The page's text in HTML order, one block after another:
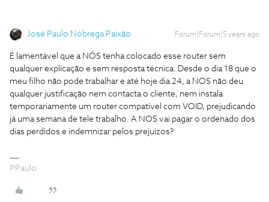
José Paulo Nóbrega Paixão Forum|Forum|5 years ago
É lamentável que a NÓS tenha colocado esse router sem
qualquer explicação e sem resposta técnica. Desde o dia 18 que o
meu filho não pode trabalhar e até hoje dia 24, a NOS não deu
qualquer justificação nem contacta o cliente, nem instala
temporariamente um router compatível com VOID, prejudicando
já uma semana de tele trabalho. A NOS vai pagar o ordenado dos
dias perdidos e indemnizar pelos prejuízos?
PPaulo